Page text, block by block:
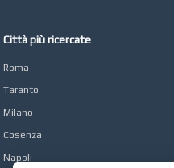
Città più ricercate
Roma
Taranto
Milano
Cosenza
Napoli